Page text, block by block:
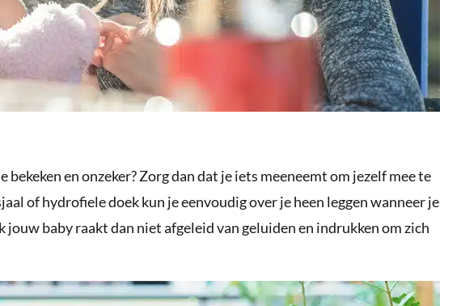
bekeken en onzeker? Zorg dan dat je iets meeneemt om jezelf mee te
of hydrofiele doek kun je eenvoudig over je heen leggen wanneer je
jouw baby raakt dan niet afgeleid van geluiden en indrukken om zich